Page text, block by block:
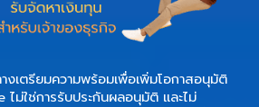
งเตรียมความพร้อมเพื่อเพิ่มโอกาสอนุมัติ
ไม่ใช่การรับประกันผลอนุมัติ และไม่